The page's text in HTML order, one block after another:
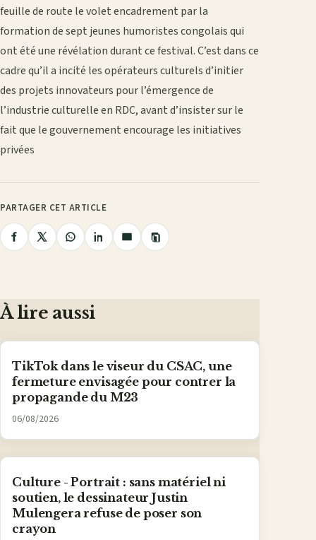
feuille de route le volet encadrement par la
formation de sept jeunes humoristes congolais qui
ont été une révélation durant ce festival. C’est dans ce
cadre qu’il a incité les opérateurs culturels d’initier
des projets innovateurs pour l’émergence de
l’industrie culturelle en RDC, avant d’insister sur le
fait que le gouvernement encourage les initiatives
privées
PARTAGER CET ARTICLE
PartagerPartagerPartagerPartagerPartager
Copier
le
À lire aussi
TikTok dans le viseur du CSAC, une
fermeture envisagée pour contrer la
propagande du M23
06/08/2026
Culture - Portrait : sans matériel ni
soutien, le dessinateur Justin
Mulengera refuse de poser son
crayon